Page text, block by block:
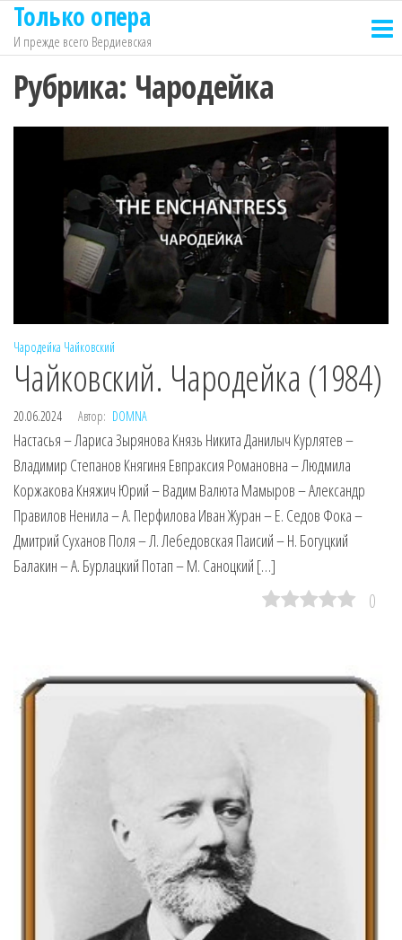
Перейти
содержимому
Только опера
И прежде всего Вердиевская
Рубрика: Чародейка
Чародейка Чайковский
Чайковский. Чародейка (1984)
20.06.2024 Автор: DOMNA
Настасья – Лариса Зырянова Князь Никита Данилыч Курлятев –
Владимир Степанов Княгиня Евпраксия Романовна – Людмила
Коржакова Княжич Юрий – Вадим Валюта Мамыров – Александр
Правилов Ненила – А. Перфилова Иван Журан – Е. Седов Фока –
Дмитрий Суханов Поля – Л. Лебедовская Паисий – Н. Богуцкий
Балакин – А. Бурлацкий Потап – М. Саноцкий […]
0